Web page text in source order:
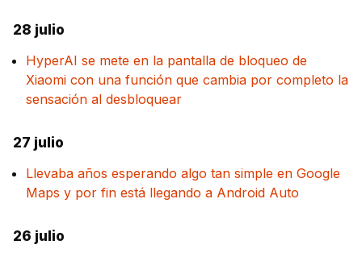
28 julio
HyperAI se mete en la pantalla de bloqueo de
Xiaomi con una función que cambia por completo la
sensación al desbloquear
27 julio
Llevaba años esperando algo tan simple en Google
Maps y por fin está llegando a Android Auto
26 julio